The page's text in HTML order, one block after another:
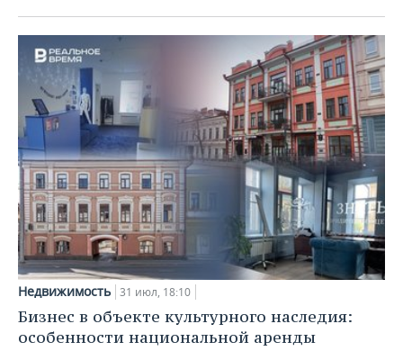
Недвижимость 31 июл, 18:10
Бизнес в объекте культурного наследия:
особенности национальной аренды